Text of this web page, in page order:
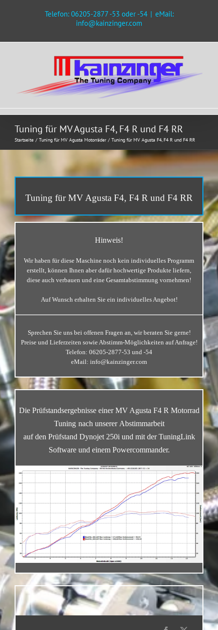
Telefon: 06205-2877 -53 oder -54 | eMail:
info@kainzinger.com
Tuning für MV Agusta F4, F4 R und F4 RR
Startseite Tuning für MV Agusta Motorräder Tuning für MV Agusta F4, F4 R und F4 RR
Tuning für MV Agusta F4, F4 R und F4 RR
Hinweis!
Wir haben für diese Maschine noch kein individuelles Programm
erstellt, können Ihnen aber dafür hochwertige Produkte liefern,
diese auch verbauen und eine Gesamtabstimmung vornehmen!
Auf Wunsch erhalten Sie ein individuelles Angebot!
Sprechen Sie uns bei offenen Fragen an, wir beraten Sie gerne!
Preise und Lieferzeiten sowie Abstimm-Möglichkeiten auf Anfrage!
Telefon: 06205-2877-53 und -54
eMail: info@kainzinger.com
Die Prüfstandsergebnisse einer MV Agusta F4 R Motorrad
Tuning nach unserer Abstimmarbeit
auf den Prüfstand Dynojet 250i und mit der TuningLink
Software und einem Powercommander.